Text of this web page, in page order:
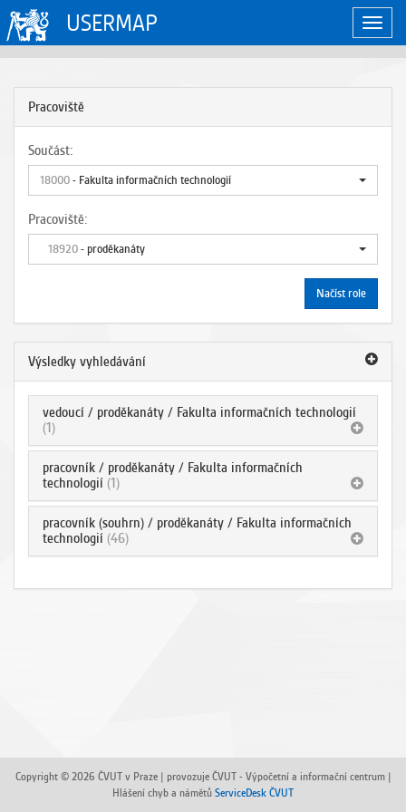
USERMAP
Pracoviště
Součást:
18000- Fakulta informačních technologií
Pracoviště:
18920- proděkanáty
Načíst role
Výsledky vyhledávání
vedoucí / proděkanáty / Fakulta informačních technologií
(1)
pracovník / proděkanáty / Fakulta informačních
technologií (1)
pracovník (souhrn) / proděkanáty / Fakulta informačních
technologií (46)
Copyright © 2026 ČVUT v Praze | provozuje ČVUT - Výpočetní a informační centrum |
Hlášení chyb a námětů ServiceDesk ČVUT